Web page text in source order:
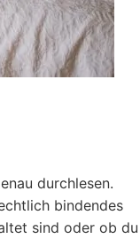
durchlesen.
bindendes
sind oder ob du